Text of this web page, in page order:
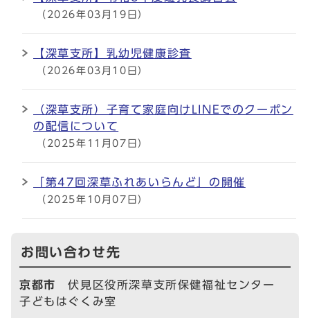
（2026年03月19日）
【深草支所】乳幼児健康診査
（2026年03月10日）
（深草支所）子育て家庭向けLINEでのクーポン
の配信について
（2025年11月07日）
「第47回深草ふれあいらんど」の開催
（2025年10月07日）
お問い合わせ先
京都市
伏見区役所深草支所保健福祉センター
子どもはぐくみ室